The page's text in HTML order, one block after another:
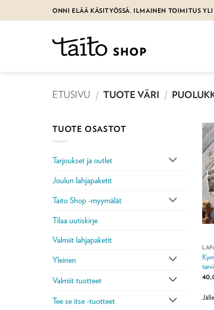
to
ONNI ELÄÄ KÄSITYÖSSÄ. ILMAINEN TOIMITUS
ETUSIVU / TUOTE VÄRI /
TUOTE OSASTOT
Tarjoukset ja outlet
Joulun lahjapaketit
Taito Shop -myymälät
Tilaa uutiskirje
Valmiit lahjapaketit
Yleinen
Valmiit tuotteet
Tee se itse -tuotteet